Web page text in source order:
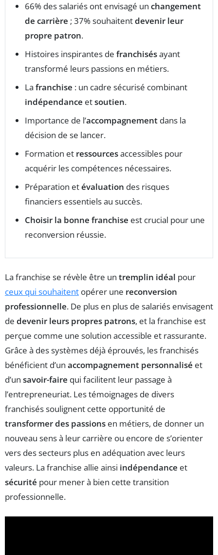
66% des salariés ont envisagé un changement
de carrière ; 37% souhaitentdevenir leur
propre patron.
Histoires inspirantes de franchisésayant
transformé leurs passions en métiers.
La franchise : un cadre sécurisé combinant
indépendance etsoutien.
Importance de l’accompagnement dans la
décision de se lancer.
Formation et ressourcesaccessibles pour
acquérir les compétences nécessaires.
Préparation etévaluation des risques
financiers essentiels au succès.
Choisir la bonne franchise est crucial pour une
reconversion réussie.
La franchise se révèle être un tremplin idéal pour
ceux qui souhaitent opérer une reconversion
professionnelle. De plus en plus de salariés envisagent
de devenir leurs propres patrons, et la franchise est
perçue comme une solution accessible et rassurante.
Grâce à des systèmes déjà éprouvés, les franchisés
bénéficient d’un accompagnement personnalisé et
d’un savoir-faire qui facilitent leur passage à
l’entrepreneuriat. Les témoignages de divers
franchisés soulignent cette opportunité de
transformer des passions en métiers, de donner un
nouveau sens à leur carrière ou encore de s’orienter
vers des secteurs plus en adéquation avec leurs
valeurs. La franchise allie ainsi indépendance et
sécurité pour mener à bien cette transition
professionnelle.